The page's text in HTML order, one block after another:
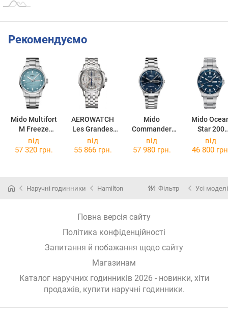
Рекомендуємо
Mido Multifort
M Freeze
M038.430.11.0
41.00
AEROWATCH
Les Grandes
Classiques
61968AA02M
Mido
Commander
Datoday
M021.430.11.0
Mido
Star 200
41.00
від
57 320 грн.
від
55 866 грн.
від
57 980 грн.
від
46 800
Наручні годинники Hamilton Фільтр Усі моделі
Повна версія сайту
Політика конфіденційності
Запитання й побажання щодо сайту
Магазинам
Каталог наручних годинників 2026 - новинки, хіти
продажів, купити наручні годинники.